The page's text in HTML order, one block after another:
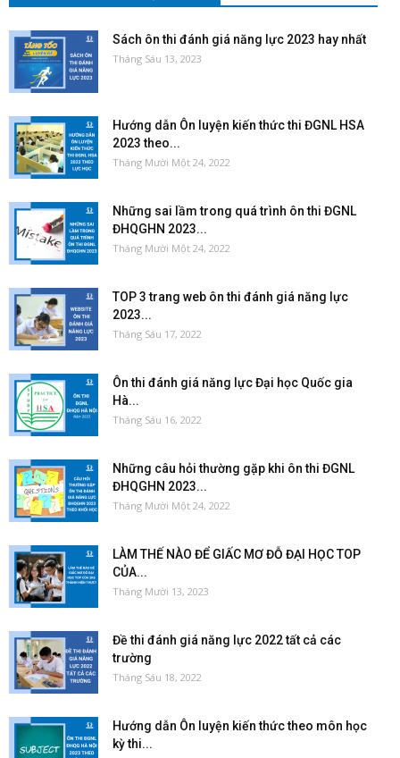
Sách ôn thi đánh giá năng lực 2023 hay nhất
Tháng Sáu 13, 2023
Hướng dẫn Ôn luyện kiến thức thi ĐGNL HSA
2023 theo...
Tháng Mười Một 24, 2022
Những sai lầm trong quá trình ôn thi ĐGNL
ĐHQGHN 2023...
Tháng Mười Một 24, 2022
TOP 3 trang web ôn thi đánh giá năng lực
2023...
Tháng Sáu 17, 2022
Ôn thi đánh giá năng lực Đại học Quốc gia
Hà...
Tháng Sáu 16, 2022
Những câu hỏi thường gặp khi ôn thi ĐGNL
ĐHQGHN 2023...
Tháng Mười Một 24, 2022
LÀM THẾ NÀO ĐỂ GIẤC MƠ ĐỖ ĐẠI HỌC TOP
CỦA...
Tháng Mười 13, 2023
Đề thi đánh giá năng lực 2022 tất cả các
trường
Tháng Sáu 18, 2022
Hướng dẫn Ôn luyện kiến thức theo môn học
kỳ thi...